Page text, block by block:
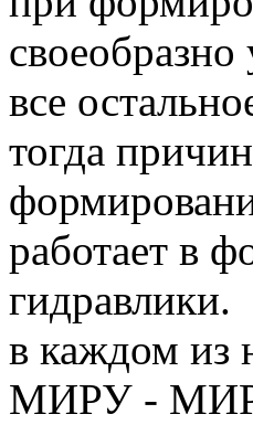
все
тогда
работает в
гидравлики.
в каждом из
МИРУ -